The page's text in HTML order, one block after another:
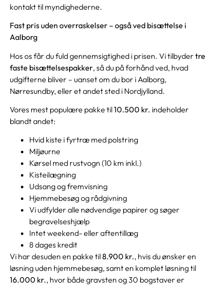
kontakt til myndighederne.
Fast pris uden overraskelser – også ved bisættelse i
Aalborg
Hos os får du fuld gennemsigtighed i prisen. Vi tilbyder tre
faste bisættelsespakker, så du på forhånd ved, hvad
udgifterne bliver – uanset om du bor i Aalborg,
Nørresundby, eller et andet sted i Nordjylland.
Vores mest populære pakke til10.500 kr. indeholder
blandt andet:
Hvid kiste i fyrtræ med polstring
Miljøurne
Kørsel med rustvogn (10 km inkl.)
Kisteilægning
Udsang og fremvisning
Hjemmebesøg og rådgivning
Vi udfylder alle nødvendige papirer og søger
begravelseshjælp
Intet weekend- eller aftentillæg
8 dages kredit
Vi har desuden en pakke til8.900 kr., hvis du ønsker en
løsning uden hjemmebesøg, samt en komplet løsning til
16.000 kr., hvor både gravsten og 30 bogstaver er